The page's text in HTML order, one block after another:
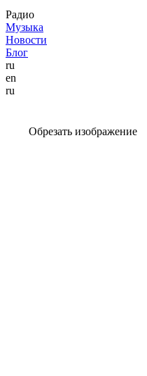
Радио
Музыка
Новости
Блог
ru
en
ru
Обрезать изображение